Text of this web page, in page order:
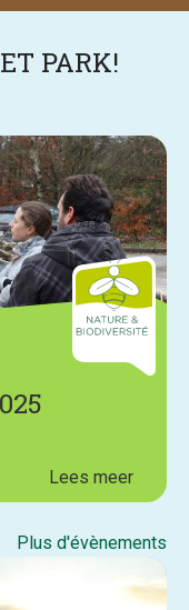
PARK!
Lees meer
Plus d'évènements